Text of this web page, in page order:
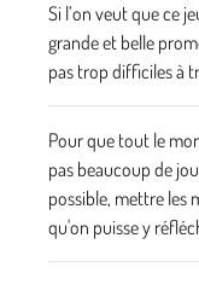
Si l’on veut que ce
grande et belle
pas trop difficiles à
Pour que tout le
pas beaucoup de
possible, mettre les
qu'on puisse y